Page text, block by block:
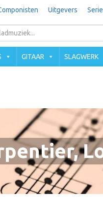
Uitgevers
GITAAR SLAGWERK